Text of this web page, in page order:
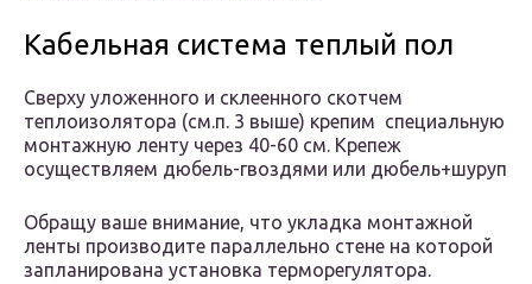
Кабельная система теплый пол
Сверху уложенного и склеенного скотчем
теплоизолятора (см.п. 3 выше) крепим специальную
монтажную ленту через 40-60 см. Крепеж
осуществляем дюбель-гвоздями или дюбель+шуруп
Обращу ваше внимание, что укладка монтажной
ленты производите параллельно стене на которой
запланирована установка терморегулятора.